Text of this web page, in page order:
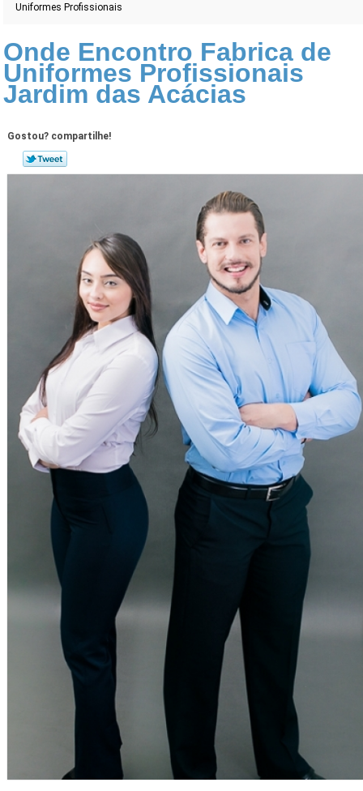
Uniformes Profissionais
Onde Encontro Fabrica de
Uniformes Profissionais
Jardim das Acácias
Gostou? compartilhe!